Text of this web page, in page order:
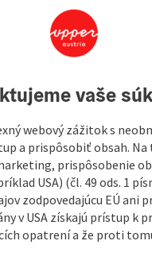
vaše
webový zážitok s
a prispôsobiť obsah.
prispôsobenie
USA) (čl. 49 ods. 1
zodpovedajúcu EÚ ani
v USA získajú prístup k
opatrení a že proti